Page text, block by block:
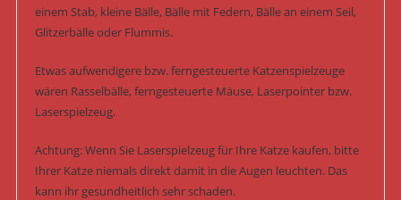
einem Stab, kleine Bälle, Bälle mit Federn, Bälle an einem Seil,
Glitzerbälle oder Flummis.
Etwas aufwendigere bzw. ferngesteuerte Katzenspielzeuge
wären Rasselbälle, ferngesteuerte Mäuse, Laserpointer bzw.
Laserspielzeug.
Achtung: Wenn Sie Laserspielzeug für Ihre Katze kaufen, bitte
Ihrer Katze niemals direkt damit in die Augen leuchten. Das
kann ihr gesundheitlich sehr schaden.